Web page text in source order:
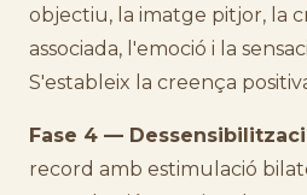
objectiu, la imatge pitjor, la
associada, l'emoció i la
S'estableix la creença
Fase 4 —
record amb estimulació